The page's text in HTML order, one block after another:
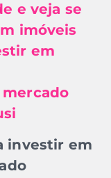
e veja se
imóveis
em
investir em